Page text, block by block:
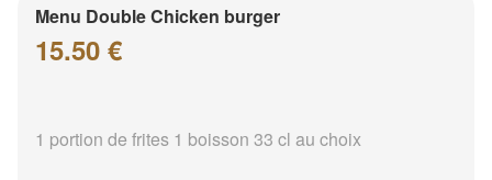
Menu Double Chicken burger
15.50 €
1 portion de frites 1 boisson 33 cl au choix